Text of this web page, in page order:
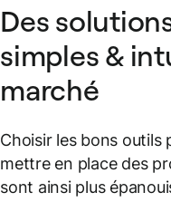
Des
simples &
marché
Choisir les bons outils
mettre en place des
sont ainsi plus